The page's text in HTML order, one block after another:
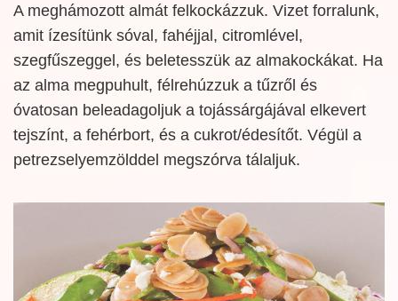
A meghámozott almát felkockázzuk. Vizet forralunk,
amit ízesítünk sóval, fahéjjal, citromlével,
szegfűszeggel, és beletesszük az almakockákat. Ha
az alma megpuhult, félrehúzzuk a tűzről és
óvatosan beleadagoljuk a tojássárgájával elkevert
tejszínt, a fehérbort, és a cukrot/édesítőt. Végül a
petrezselyemzölddel megszórva tálaljuk.